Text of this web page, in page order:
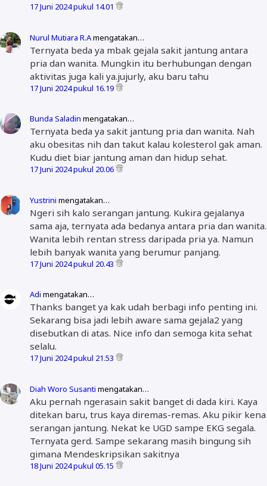
17 Juni 2024 pukul 14.01
Nurul Mutiara R.Amengatakan…
Ternyata beda ya mbak gejala sakit jantung antara
pria dan wanita. Mungkin itu berhubungan dengan
aktivitas juga kali ya.jujurly, aku baru tahu
17 Juni 2024 pukul 16.19
Bunda Saladin mengatakan…
Ternyata beda ya sakit jantung pria dan wanita. Nah
aku obesitas nih dan takut kalau kolesterol gak aman.
Kudu diet biar jantung aman dan hidup sehat.
17 Juni 2024 pukul 20.06
Yustrini mengatakan…
Ngeri sih kalo serangan jantung. Kukira gejalanya
sama aja, ternyata ada bedanya antara pria dan wanita.
Wanita lebih rentan stress daripada pria ya. Namun
lebih banyak wanita yang berumur panjang.
17 Juni 2024 pukul 20.43
Adi mengatakan…
Thanks banget ya kak udah berbagi info penting ini.
Sekarang bisa jadi lebih aware sama gejala2 yang
disebutkan di atas. Nice info dan semoga kita sehat
selalu.
17 Juni 2024 pukul 21.53
Diah Woro Susanti mengatakan…
Aku pernah ngerasain sakit banget di dada kiri. Kaya
ditekan baru, trus kaya diremas-remas. Aku pikir kena
serangan jantung. Nekat ke UGD sampe EKG segala.
Ternyata gerd. Sampe sekarang masih bingung sih
gimana Mendeskripsikan sakitnya
18 Juni 2024 pukul 05.15